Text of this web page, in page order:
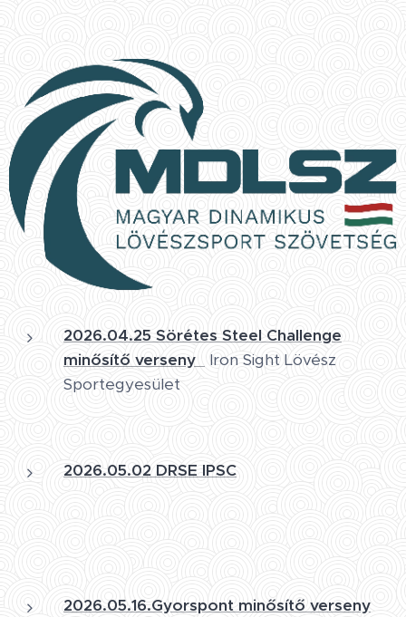
2026.04.25 Sörétes Steel Challenge
minősítő verseny
Iron Sight Lövész
Sportegyesület
2026.05.02 DRSE IPSC
2026.05.16.Gyorspont minősítő verseny